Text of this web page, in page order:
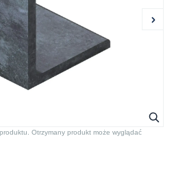
Otrzymany produkt może wyglądać